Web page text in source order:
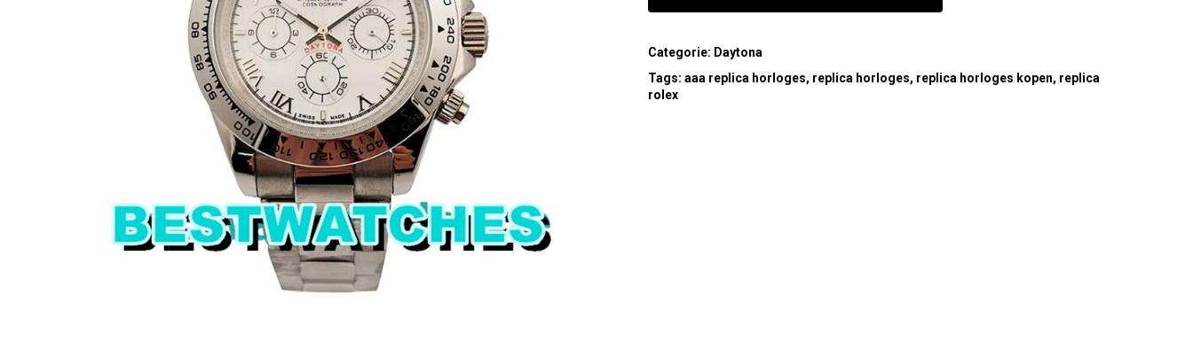
Categorie: Daytona
Tags:aaa replica horloges, replica horloges, replica horloges kopen, replica
rolex